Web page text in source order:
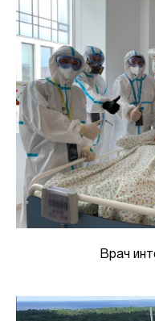
Врач